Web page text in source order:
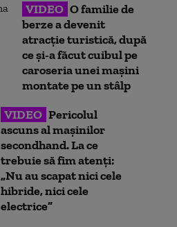
VIDEO O familie de
berze a devenit
atracție turistică, după
ce și-a făcut cuibul pe
caroseria unei mașini
montate pe un stâlp
VIDEO Pericolul
ascuns al mașinilor
secondhand. La ce
trebuie să fim atenți:
„Nu au scapat nici cele
hibride, nici cele
electrice”